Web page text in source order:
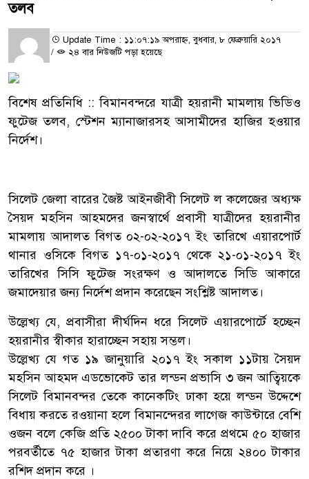
তলব
Update Time : ১১:০৭:১৯ অপরাহ্ন, বুধবার, ৮ ফেব্রুয়ারি ২০১৭
/
২৪ বার নিউজটি পড়া হয়েছে
বিশেষ প্রতিনিধি :: বিমানবন্দরে যাত্রী হয়রানী মামলায় ভিডিও
ফুটেজ তলব, স্টেশন ম্যানাজারসহ আসামীদের হাজির হওয়ার
নির্দেশ।
সিলেট জেলা বারের জৈষ্ট আইনজীবী সিলেট ল কলেজের অধ্যক্ষ
সৈয়দ মহসিন আহমদের জনস্বার্থে প্রবাসী যাত্রীদের হয়রানীর
মামলায় আদালত বিগত ০২-০২-২০১৭ ইং তারিখে এয়ারপোর্ট
থানার ওসিকে বিগত ১৭-০১-২০১৭ থেকে ২১-০১-২০১৭ ইং
তারিখের সিসি ফুটেজ সংরক্ষণ ও আদালতে সিডি আকারে
জমাদেয়ার জন্য নির্দেশ প্রদান করেছেন সংশ্লিষ্ট আদালত।
উল্লেখ্য যে, প্রবাসীরা দীর্ঘদিন ধরে সিলেট এয়ারপোর্টে হচ্ছেন
হয়রানীর স্বীকার হারাচ্ছেন সহায় সম্ভল।
উল্লেখ্য যে গত ১৯ জানুয়ারি ২০১৭ ইং সকাল ১১টায় সৈয়দ
মহসিন আহমদ এডভোকেট তার লন্ডন প্রভাসি ৩ জন আত্বিয়কে
সিলেট বিমানবন্দর তেকে কানেকটিং ঢাকা হয়ে লন্ডন উদ্দেশে
বিধায় করতে রওয়ানা হলে বিমানন্দেরর লাগেজ কাউন্টারে বেশি
ওজন বলে কেজি প্রতি ২৫০০ টাকা দাবি করে প্রথমে ৫০ হাজার
পরবর্তীতে ৭৫ হাজার টাকা প্রতারণা করে নিয়ে ২৪০০ টাকার
রশিদ প্রদান করে ।